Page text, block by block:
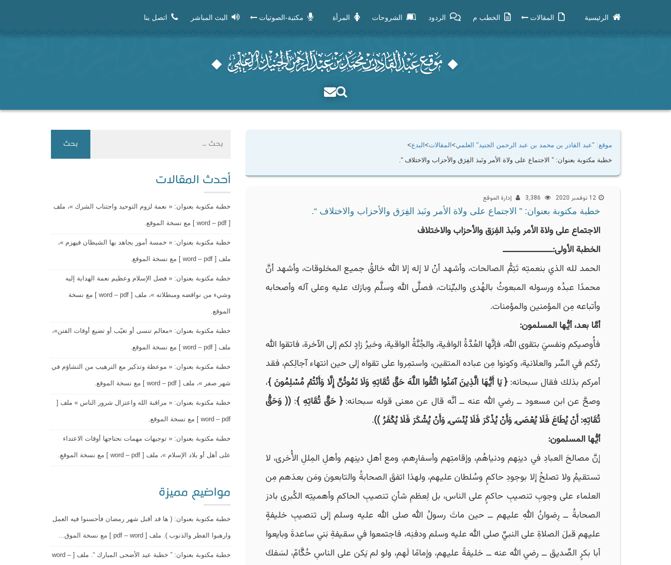
الرئيسية المقالات الخطب م الردود الشروحات المرأة مكتبة-الصوتيات البث المباشر اتصل بنا
موقع: "عبد القادر بن محمد بن عبد الرحمن الجنيد" العلمي> المقالات> البدع>
خطبة مكتوبة بعنوان: ” الاجتماع على ولاة الأمر ونَبذ الفِرَق والأحزاب والاختلاف “.
خطبة مكتوبة بعنوان: ” الاجتماع على ولاة الأمر ونَبذ الفِرَق والأحزاب والاختلاف “.
12 نوفمبر 2020 إدارة الموقع
الاجتماع على ولاة الأمر ونَبذ الفِرَق والأحزاب والاختلاف
الخطبة الأولى:ــــــــــــــــــــ
الحمد لله الذي بنعمتِه تَتِمُّ الصالحات، وأشهد أنْ لا إله إلا الله خالقُ جميع المخلوقات، وأشهد أنَّ
محمدًا عبدُه ورسوله المبعوثُ بالهُدى والبيِّنات، فصلَّى الله وسلَّم وبارَك عليه وعلى آله وأصحابه
وأتباعه مِن المؤمنين والمؤمنات.
أمَّا بعد، أيُّها المسلمون:
فأُوصيكم ونفسيَ بتقوى الله، فإنَّها العُدَّةُ الوافية، والجُنَّةُ الواقية، وخيرُ زادٍ لكم إلى الآخرة، فاتقوا الله
ربَّكم في السِّر والعلانية، وكونوا مِن عباده المتقين، واستمِروا على تقواه إلى حين انتهاء آجالِكم، فقد
أمركم بذلك فقال سبحانه:{ يَا أَيُّهَا الَّذِينَ آمَنُوا اتَّقُوا اللَّهَ حَقَّ تُقَاتِهِ وَلَا تَمُوتُنَّ إِلَّا وَأَنْتُمْ مُسْلِمُونَ }،
وصحَّ عن ابن مسعود ــ رضي الله عنه ــ أنَّه قال عن معنى قوله سبحانه:{ حَقَّ تُقَاتِهِ }:(( وَحَقُّ
تُقَاتِهِ: أَنْ يُطَاعَ فَلَا يُعْصَى, وَأَنْ يُذْكَرَ فَلَا يُنْسَى, وَأَنْ يُشْكَرَ فَلَا يُكْفَرُ )).
أيُّها المسلمون:
إنَّ مصالحَ العبادِ في دينِهم ودنياهُم، وإقامتِهم وأسفارِهم، ومع أهلِ دينِهم وأهلِ المِللِ الأُخرى، لا
تستقيمُ ولا تصلحُ إلا بوجودِ حاكمٍ وسُلطان عليهم، ولهذا اتفقَ الصحابةُ والتابعونَ ومَن بعدَهم مِن
العلماء على وجوبِ تنصيبِ حاكمٍ على الناس، بل لِعظمِ شأنِ تنصيبِ الحاكمِ وأهميتِه الكُبرى بادرَ
الصحابةُ ــ رِضوانُ اللهِ عليهم ــ حين ماتَ رسولُ الله صلى الله عليه وسلم إلى تنصيبِ خليفةٍ
عليهم قبلَ الصلاةِ على النبيِّ صلى الله عليه وسلم ودفنِه، فاجتمعوا في سقيفةِ بَني ساعدةَ وبايعوا
أبا بكرٍ الصِّديقَ ــ رضي الله عنه ــ خليفةً عليهم، وإمامًا لَهم، ولو لم يَكن على الناسِ حُكَّامٌ، لسَفكَ
أحدث المقالات
خطبة مكتوبة بعنوان: « نعمة لزوم التوحيد واجتناب الشرك »، ملف
[ word – pdf ] مع نسخة الموقع.
خطبة مكتوبة بعنوان: « خمسة أمور يجاهد بها الشيطان فيهزم »،
ملف [ word – pdf ] مع نسخة الموقع.
خطبة مكتوبة بعنوان: « فضل الإسلام وعظيم نعمة الهداية إليه
وشيء من نواقضه ومبطلاته »، ملف [ word – pdf ] مع نسخة
الموقع.
خطبة مكتوبة بعنوان: «معالم تنسى أو تغيّب أو تضيع أوقات الفتن»،
ملف [ word – pdf ] مع نسخة الموقع.
خطبة مكتوبة بعنوان: « موعظة وتذكير مع الترهيب من التشاؤم في
شهر صفر »، ملف [ word – pdf ] مع نسخة الموقع.
خطبة مكتوبة بعنوان: « مراقبة الله واعتزال شرور الناس » ملف [
word – pdf ] مع نسخة الموقع.
خطبة مكتوبة بعنوان: « توجيهات مهمات نحتاجها أوقات الاعتداء
على أهل أو بلاد الإسلام »، ملف [ word – pdf ] مع نسخة الموقعِ.
مواضيع مميزة
خطبة مكتوبة بعنوان: ( ها قد أقبل شهر رمضان فأحسنوا فيه العمل
وارهبوا الفطر والذنوب ). ملف [ pdf – word ] مع نسخة الموق...
خطبة مكتوبة بعنوان: ” خطبة عيد الأضحى المبارك “. ملف [ word –